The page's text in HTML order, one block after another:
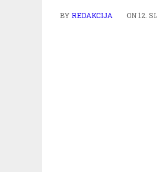
BYREDAKCIJA ON12.